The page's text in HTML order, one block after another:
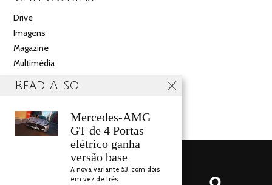
Drive
Imagens
Magazine
Multimédia
Noticias
Videos
Read Also
Mercedes-AMG
GT de 4 Portas
elétrico ganha
versão base
A nova variante 53, com dois
em vez de três